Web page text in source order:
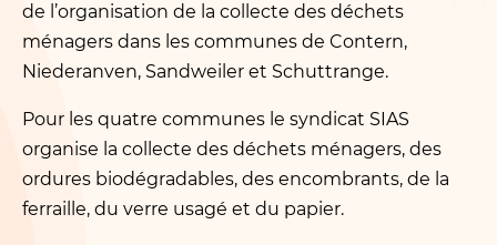
de l’organisation de la collecte des déchets
ménagers dans les communes de Contern,
Niederanven, Sandweiler et Schuttrange.
Pour les quatre communes le syndicat SIAS
organise la collecte des déchets ménagers, des
ordures biodégradables, des encombrants, de la
ferraille, du verre usagé et du papier.